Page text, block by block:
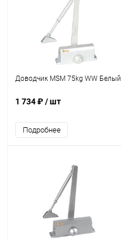
Доводчик MSM 75kg WW Белый
1 734 ₽/ шт
Подробнее